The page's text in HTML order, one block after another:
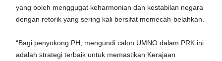
yang boleh menggugat keharmonian dan kestabilan negara
dengan retorik yang sering kali bersifat memecah-belahkan.
“Bagi penyokong PH, mengundi calon UMNO dalam PRK ini
adalah strategi terbaik untuk memastikan Kerajaan